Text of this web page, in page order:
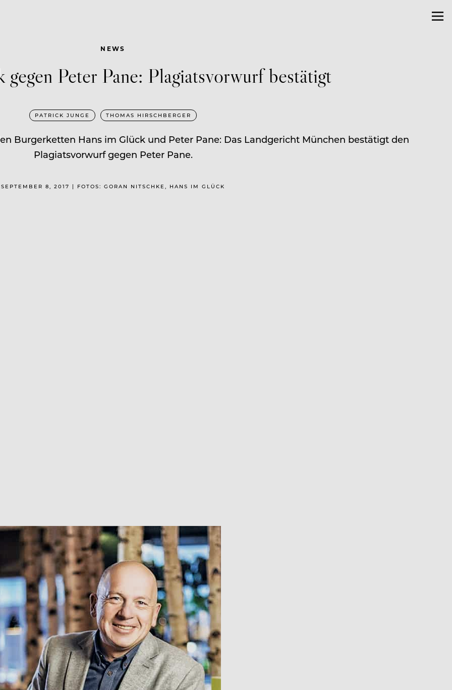
NEWS
gegen Peter Pane: Plagiatsvorwurf bestätigt
PATRICK JUNGE THOMAS HIRSCHBERGER
Burgerketten Hans im Glück und Peter Pane: Das Landgericht München bestätigt den
Plagiatsvorwurf gegen Peter Pane.
SEPTEMBER 8, 2017 | FOTOS: GORAN NITSCHKE, HANS IM GLÜCK